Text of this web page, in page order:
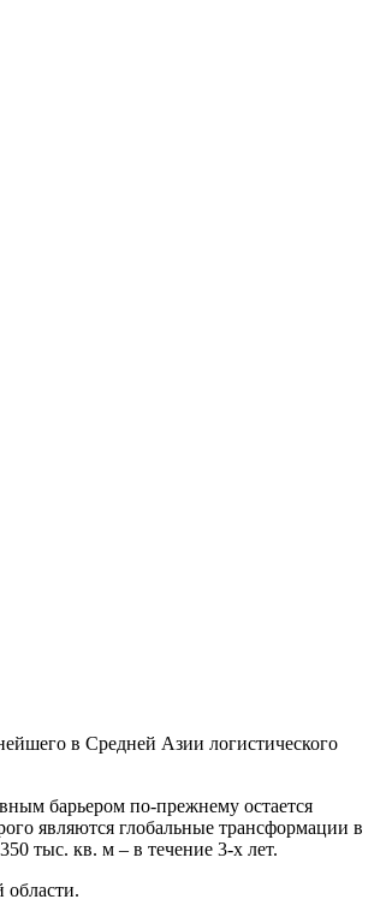
в Средней Азии логистического
барьером по-прежнему остается
являются глобальные трансформации в
тыс. кв. м – в течение 3-х лет.
области.